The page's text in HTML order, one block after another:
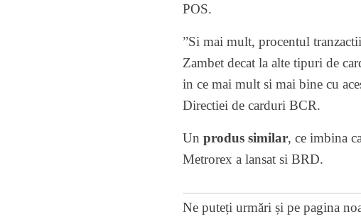
POS.
”Si mai mult, procentul
Zambet decat la alte tipuri de
in ce mai mult si mai bine cu
Directiei de carduri BCR.
Un produs similar, ce imbina
Metrorex a lansat si BRD.
Ne puteți urmări și pe pagina